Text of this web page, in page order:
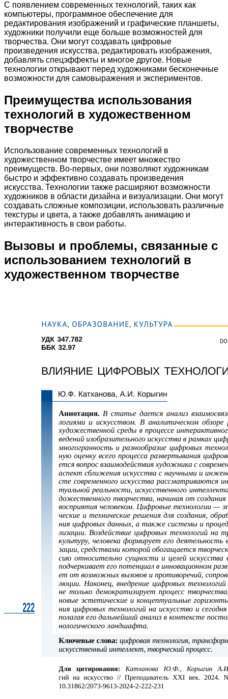
С появлением современных технологий, таких как
компьютеры, программное обеспечение для
редактирования изображений и графические планшеты,
художники получили еще больше возможностей для
творчества. Они могут создавать цифровые
произведения искусства, редактировать изображения,
добавлять спецэффекты и многое другое. Новые
технологии открывают перед художниками бесконечные
возможности для самовыражения и экспериментов.
Преимущества использования
технологий в художественном
творчестве
Использование современных технологий в
художественном творчестве имеет множество
преимуществ. Во-первых, они позволяют художникам
быстро и эффективно создавать произведения
искусства. Технологии также расширяют возможности
художников в области дизайна и визуализации. Они могут
создавать сложные композиции, использовать различные
текстуры и цвета, а также добавлять анимацию и
интерактивность в свои работы.
Вызовы и проблемы, связанные с
использованием технологий в
художественном творчестве